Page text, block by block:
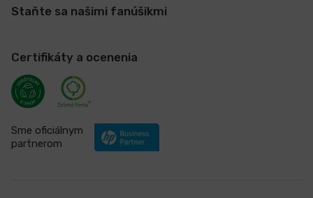
Staňte sa našimi fanúšikmi
Certifikáty a ocenenia
Sme oficiálnym
partnerom